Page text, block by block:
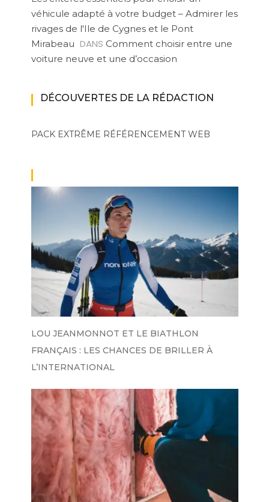
véhicule adapté à votre budget – Admirer les
rivages de l'Ile de Cygnes et le Pont
Mirabeau DANS Comment choisir entre une
voiture neuve et une d’occasion
DÉCOUVERTES DE LA RÉDACTION
PACK EXTRÊME RÉFÉRENCEMENT WEB
LOU JEANMONNOT ET LE BIATHLON
FRANÇAIS : LES CHANCES DE BRILLER À
L’INTERNATIONAL